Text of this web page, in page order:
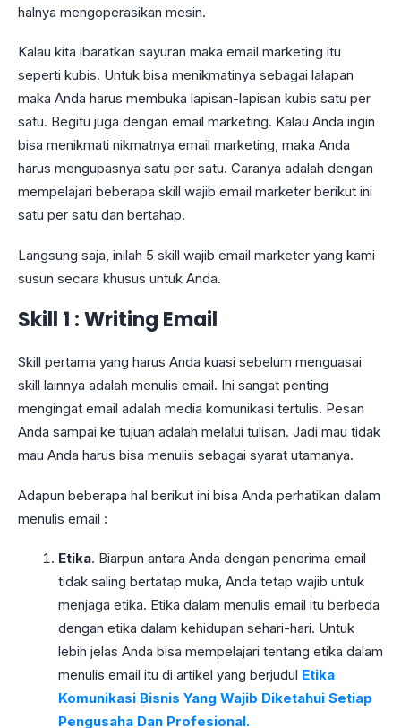
halnya mengoperasikan mesin.
Kalau kita ibaratkan sayuran maka email marketing itu
seperti kubis. Untuk bisa menikmatinya sebagai lalapan
maka Anda harus membuka lapisan-lapisan kubis satu per
satu. Begitu juga dengan email marketing. Kalau Anda ingin
bisa menikmati nikmatnya email marketing, maka Anda
harus mengupasnya satu per satu. Caranya adalah dengan
mempelajari beberapa skill wajib email marketer berikut ini
satu per satu dan bertahap.
Langsung saja, inilah 5 skill wajib email marketer yang kami
susun secara khusus untuk Anda.
Skill 1 : Writing Email
Skill pertama yang harus Anda kuasi sebelum menguasai
skill lainnya adalah menulis email. Ini sangat penting
mengingat email adalah media komunikasi tertulis. Pesan
Anda sampai ke tujuan adalah melalui tulisan. Jadi mau tidak
mau Anda harus bisa menulis sebagai syarat utamanya.
Adapun beberapa hal berikut ini bisa Anda perhatikan dalam
menulis email :
Etika. Biarpun antara Anda dengan penerima email
tidak saling bertatap muka, Anda tetap wajib untuk
menjaga etika. Etika dalam menulis email itu berbeda
dengan etika dalam kehidupan sehari-hari. Untuk
lebih jelas Anda bisa mempelajari tentang etika dalam
menulis email itu di artikel yang berjudul Etika
Komunikasi Bisnis Yang Wajib Diketahui Setiap
Pengusaha Dan Profesional.